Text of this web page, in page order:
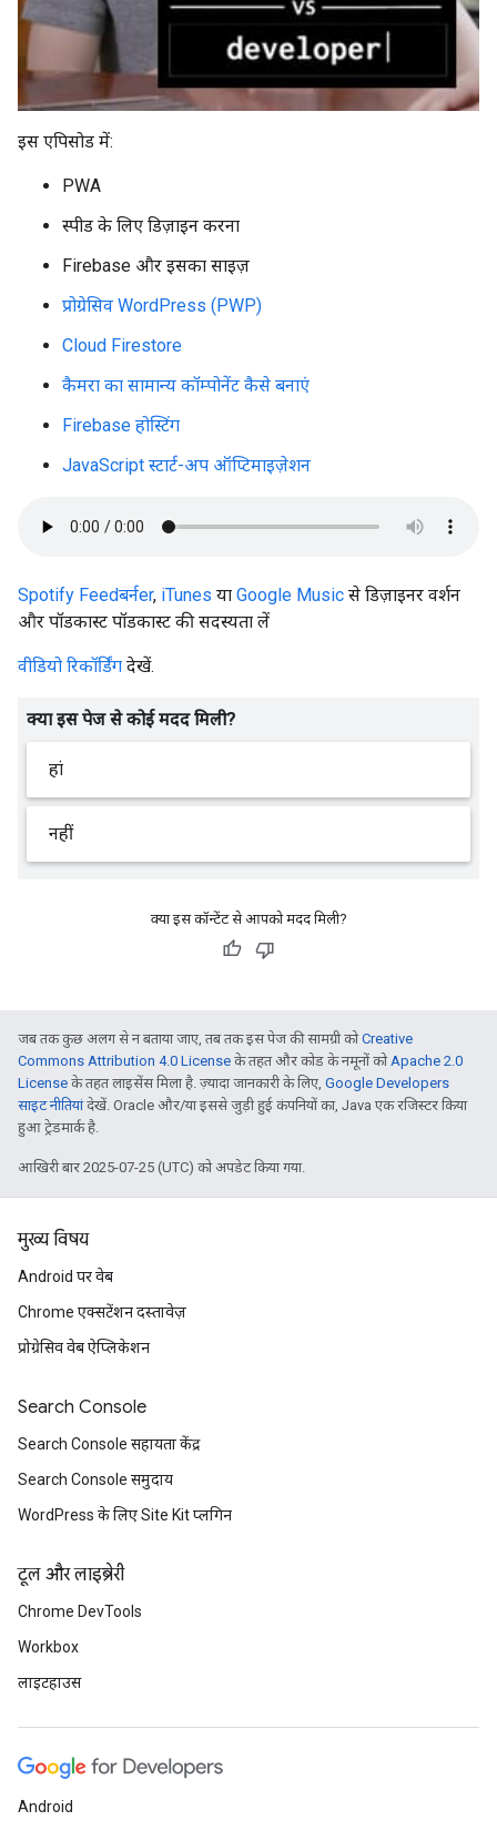
इस एपिसोड में:
PWA
स्पीड के लिए डिज़ाइन करना
Firebase और इसका साइज़
प्रोग्रेसिव WordPress (PWP)
Cloud Firestore
कैमरा का सामान्य कॉम्पोनेंट कैसे बनाएं
Firebase होस्टिंग
JavaScript स्टार्ट-अप ऑप्टिमाइज़ेशन
Spotify Feedबर्नer, iTunes या Google Music से डिज़ाइनर वर्शन
और पॉडकास्ट पॉडकास्ट की सदस्यता लें
वीडियो रिकॉर्डिंग देखें.
क्या इस पेज से कोई मदद मिली?
हां
नहीं
क्या इस कॉन्टेंट से आपको मदद मिली?
जब तक कुछ अलग से न बताया जाए, तब तक इस पेज की सामग्री कोCreative
Commons Attribution 4.0 License के तहत और कोड के नमूनों कोApache 2.0
License के तहत लाइसेंस मिला है. ज़्यादा जानकारी के लिए, Google Developers
साइट नीतियांदेखें. Oracle और/या इससे जुड़ी हुई कंपनियों का, Java एक रजिस्टर किया
हुआ ट्रेडमार्क है.
आखिरी बार 2025-07-25 (UTC) को अपडेट किया गया.
मुख्य विषय
Android पर वेब
Chrome एक्सटेंशन दस्तावेज़
प्रोग्रेसिव वेब ऐप्लिकेशन
Search Console
Search Console सहायता केंद्र
Search Console समुदाय
WordPress के लिए Site Kit प्लगिन
टूल और लाइब्रेरी
Chrome DevTools
Workbox
लाइटहाउस
Android